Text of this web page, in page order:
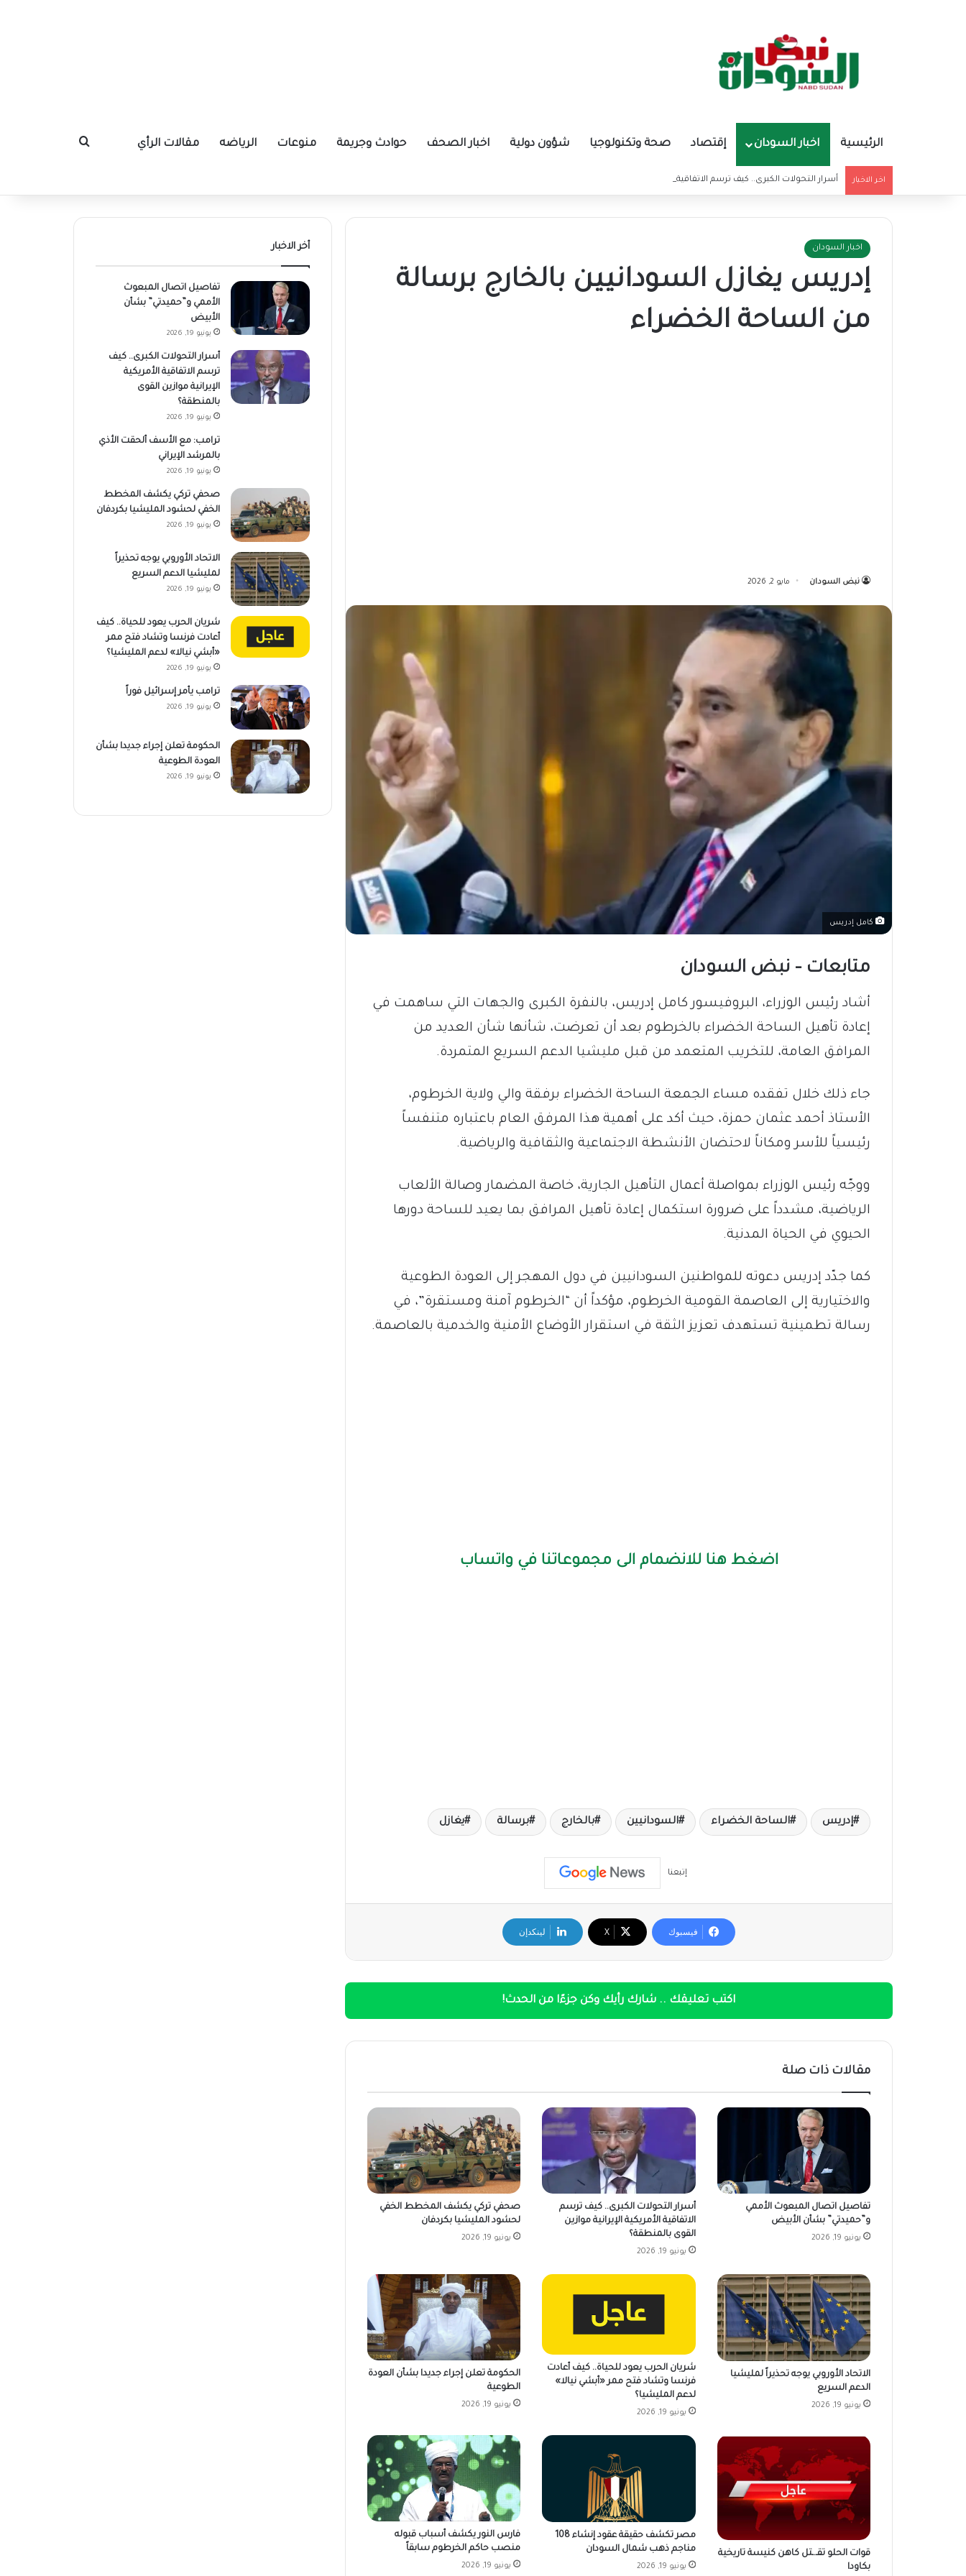
الرئيسية اخبار السودان إقتصاد صحة وتكنولوجيا شؤون دولية اخبار الصحف حوادث وجريمة منوعات الرياضه مقالات الرأي بحث عن
اخر الاخبار أسرار التحولات الكبرى.. كيف ترسم الاتفاقية الأمريكية الإيرانية موازين القوى بالمنطقة؟
اخبار السودان
إدريس يغازل السودانيين بالخارج برسالة
من الساحة الخضراء
نبض السودان مايو 2, 2026
كامل إدريس
متابعات – نبض السودان
أشاد رئيس الوزراء، البروفيسور كامل إدريس، بالنفرة الكبرى والجهات التي ساهمت في
إعادة تأهيل الساحة الخضراء بالخرطوم بعد أن تعرضت، شأنها شأن العديد من
المرافق العامة، للتخريب المتعمد من قبل مليشيا الدعم السريع المتمردة.
جاء ذلك خلال تفقده مساء الجمعة الساحة الخضراء برفقة والي ولاية الخرطوم،
الأستاذ أحمد عثمان حمزة، حيث أكد على أهمية هذا المرفق العام باعتباره متنفساً
رئيسياً للأسر ومكاناً لاحتضان الأنشطة الاجتماعية والثقافية والرياضية.
ووجّه رئيس الوزراء بمواصلة أعمال التأهيل الجارية، خاصة المضمار وصالة الألعاب
الرياضية، مشدداً على ضرورة استكمال إعادة تأهيل المرافق بما يعيد للساحة دورها
الحيوي في الحياة المدنية.
كما جدّد إدريس دعوته للمواطنين السودانيين في دول المهجر إلى العودة الطوعية
والاختيارية إلى العاصمة القومية الخرطوم، مؤكداً أن “الخرطوم آمنة ومستقرة”، في
رسالة تطمينية تستهدف تعزيز الثقة في استقرار الأوضاع الأمنية والخدمية بالعاصمة.
اضغط هنا للانضمام الى مجموعاتنا في واتساب
إدريس الساحة الخضراء السودانيين بالخارج برسالة يغازل
إتبعنا
فيسبوك ‫X لينكدإن
اكتب تعليقك .. شارك رأيك وكن جزءًا من الحدث!
مقالات ذات صلة
تفاصيل اتصال المبعوث الأممي
و”حميدتي” بشأن الأبيض
يونيو 19, 2026
أسرار التحولات الكبرى.. كيف ترسم
الاتفاقية الأمريكية الإيرانية موازين
القوى بالمنطقة؟
يونيو 19, 2026
صحفي تركي يكشف المخطط الخفي
لحشود المليشيا بكردفان
يونيو 19, 2026
الاتحاد الأوروبي يوجه تحذيراً لمليشيا
الدعم السريع
يونيو 19, 2026
شريان الحرب يعود للحياة.. كيف أعادت
فرنسا وتشاد فتح ممر «أبشي نيالا»
لدعم المليشيا؟
يونيو 19, 2026
الحكومة تعلن إجراء جديدا بشأن العودة
الطوعية
يونيو 19, 2026
قوات الحلو تقـ.ـتل كاهن كنيسة تاريخية
بكاودا
مصر تكشف حقيقة عقود إنشاء 108
مناجم ذهب شمال السودان
يونيو 19, 2026
فارس النور يكشف أسباب قبوله
منصب حاكم الخرطوم سابقاً
يونيو 19, 2026
أخر الاخبار
تفاصيل اتصال المبعوث
الأممي و”حميدتي” بشأن
الأبيض
يونيو 19, 2026
أسرار التحولات الكبرى.. كيف
ترسم الاتفاقية الأمريكية
الإيرانية موازين القوى
بالمنطقة؟
يونيو 19, 2026
ترامب: مع الأسف ألحقت الأذي
بالمرشد الإيراني
يونيو 19, 2026
صحفي تركي يكشف المخطط
الخفي لحشود المليشيا بكردفان
يونيو 19, 2026
الاتحاد الأوروبي يوجه تحذيراً
لمليشيا الدعم السريع
يونيو 19, 2026
شريان الحرب يعود للحياة.. كيف
أعادت فرنسا وتشاد فتح ممر
«أبشي نيالا» لدعم المليشيا؟
يونيو 19, 2026
ترامب يأمر إسرائيل فوراً
يونيو 19, 2026
الحكومة تعلن إجراء جديدا بشأن
العودة الطوعية
يونيو 19, 2026